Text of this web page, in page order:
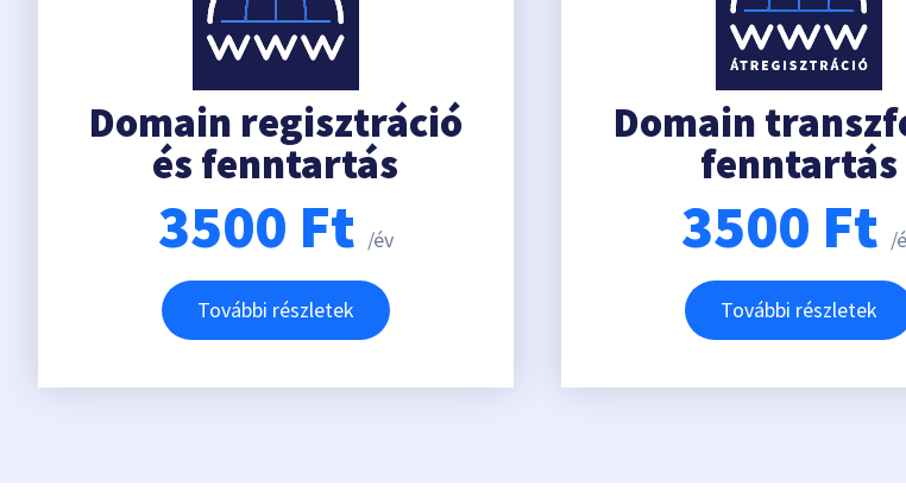
Domain regisztráció
és fenntartás
3500 Ft /év
További részletek
Domain
fenntartás
3500 Ft /
További részletek